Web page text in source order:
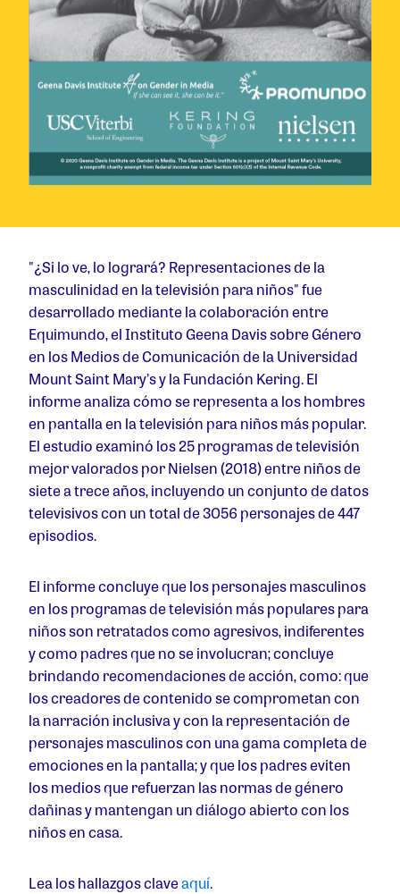
"¿Si lo ve, lo logrará? Representaciones de la
masculinidad en la televisión para niños" fue
desarrollado mediante la colaboración entre
Equimundo, el Instituto Geena Davis sobre Género
en los Medios de Comunicación de la Universidad
Mount Saint Mary's y la Fundación Kering. El
informe analiza cómo se representa a los hombres
en pantalla en la televisión para niños más popular.
El estudio examinó los 25 programas de televisión
mejor valorados por Nielsen (2018) entre niños de
siete a trece años, incluyendo un conjunto de datos
televisivos con un total de 3056 personajes de 447
episodios.
El informe concluye que los personajes masculinos
en los programas de televisión más populares para
niños son retratados como agresivos, indiferentes
y como padres que no se involucran; concluye
brindando recomendaciones de acción, como: que
los creadores de contenido se comprometan con
la narración inclusiva y con la representación de
personajes masculinos con una gama completa de
emociones en la pantalla; y que los padres eviten
los medios que refuerzan las normas de género
dañinas y mantengan un diálogo abierto con los
niños en casa.
Lea los hallazgos claveaquí.